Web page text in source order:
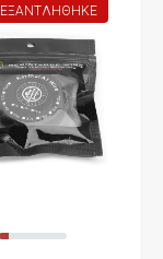
ΕΞΑΝΤΛΉΘΗΚΕ